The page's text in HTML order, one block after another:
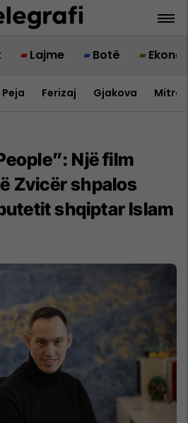
Lajme Botë
Peja Ferizaj Gjakova
Një film
Zvicër shpalos
shqiptar Islam